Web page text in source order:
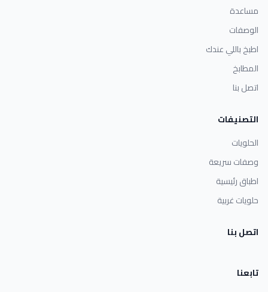
مساعدة
الوصفات
اطبخ باللي عندك
المطابخ
اتصل بنا
التصنيفات
الحلويات
وصفات سريعة
اطباق رئيسية
حلويات غربية
اتصل بنا
تابعنا